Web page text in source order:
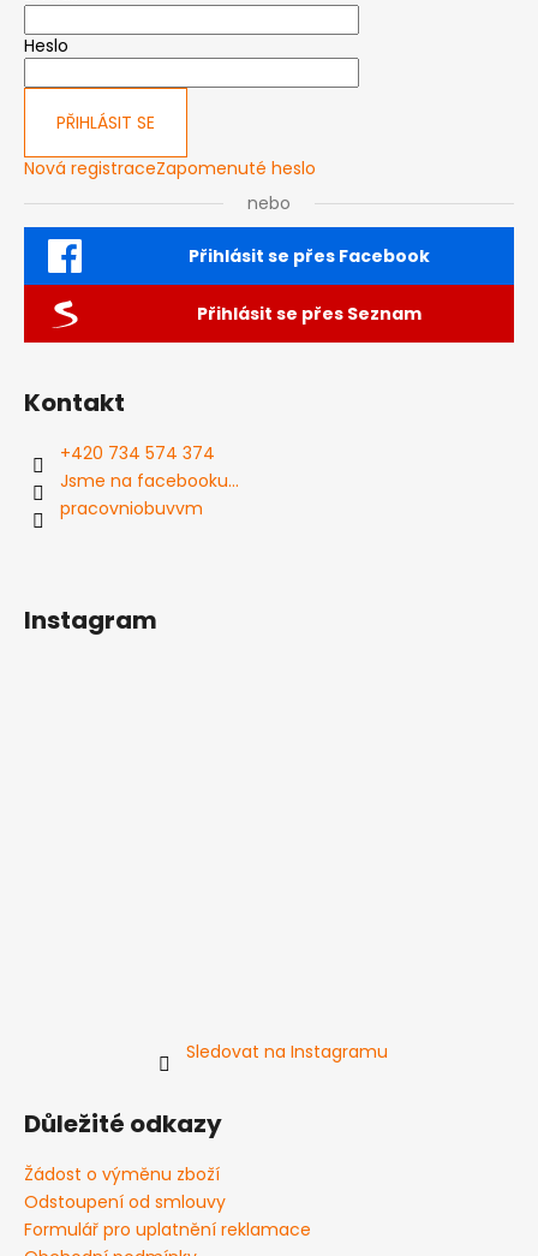
Heslo
PŘIHLÁSIT SE
Nová registraceZapomenuté heslo
nebo
Přihlásit se přes Facebook
Přihlásit se přes Seznam
Kontakt
+420 734 574 374
Jsme na facebooku...
pracovniobuvvm
Instagram
Sledovat na Instagramu
Důležité odkazy
Žádost o výměnu zboží
Odstoupení od smlouvy
Formulář pro uplatnění reklamace